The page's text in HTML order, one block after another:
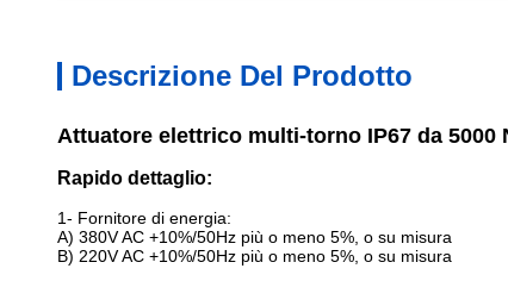
Descrizione Del Prodotto
Attuatore elettrico multi-torno IP67 da
Rapido dettaglio:
1- Fornitore di energia:
A) 380V AC +10%/50Hz più o meno 5%, o su misura
B) 220V AC +10%/50Hz più o meno 5%, o su misura